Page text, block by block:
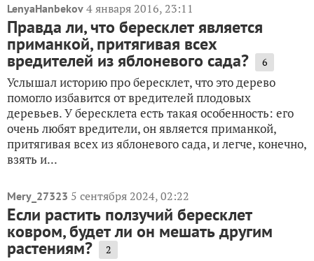
LenyaHanbekov 4 января 2016, 23:11
Правда ли, что бересклет является
приманкой, притягивая всех
вредителей из яблоневого сада? 6
Услышал историю про бересклет, что это дерево
помогло избавится от вредителей плодовых
деревьев. У бересклета есть такая особенность: его
очень любят вредители, он является приманкой,
притягивая всех из яблоневого сада, и легче, конечно,
взять и...
Mery_27323 5 сентября 2024, 02:22
Если растить ползучий бересклет
ковром, будет ли он мешать другим
растениям? 2